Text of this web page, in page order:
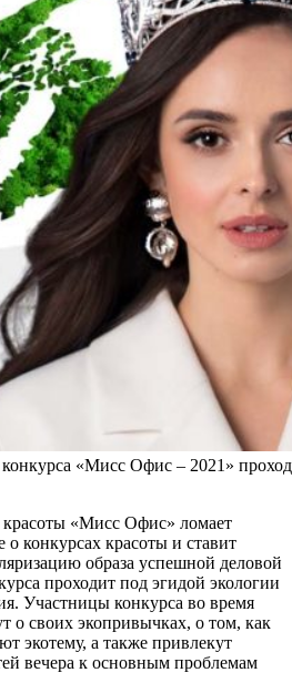
«Мисс Офис – 2021»
«Мисс Офис» ломает
конкурсах красоты и ставит
образа успешной деловой
проходит под эгидой экологии
Участницы конкурса во время
о своих экопривычках, о том, как
экотему, а также привлекут
вечера к основным проблемам